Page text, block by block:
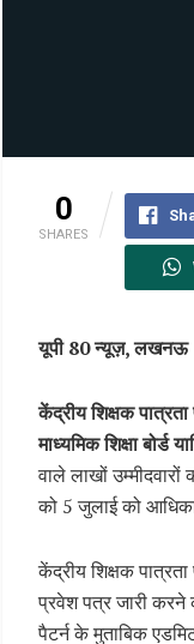
0
SHARES
यूपी 80 न्यूज़, लखनऊ
केंद्रीय शिक्षक
माध्यमिक शिक्षा बोर्ड
वाले लाखों
को 5 जुलाई को
केंद्रीय शिक्षक
प्रवेश पत्र जारी करने
पैटर्न के मुताबिक